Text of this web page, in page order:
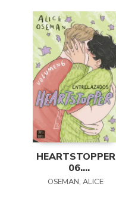
HEARTSTOPPER
06.
ENTRELAZADOS
OSEMAN, ALICE